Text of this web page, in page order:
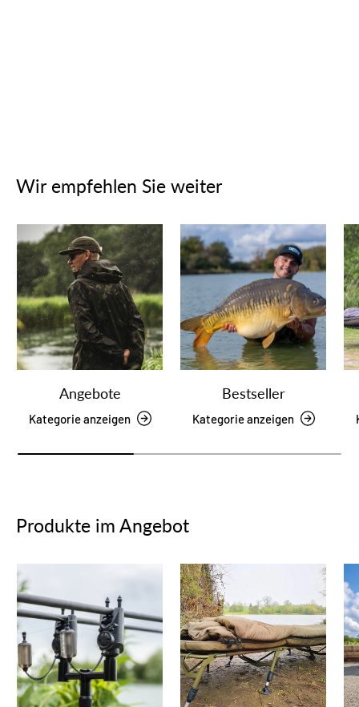
Wir empfehlen Sie weiter
Angebote
Kategorie anzeigen
Bestseller
Kategorie anzeigen
Produkte im Angebot